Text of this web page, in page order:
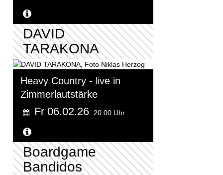
DAVID
TARAKONA
Heavy Country - live in
Zimmerlautstärke
Fr 06.02.26 20.00 Uhr
Boardgame
Bandidos